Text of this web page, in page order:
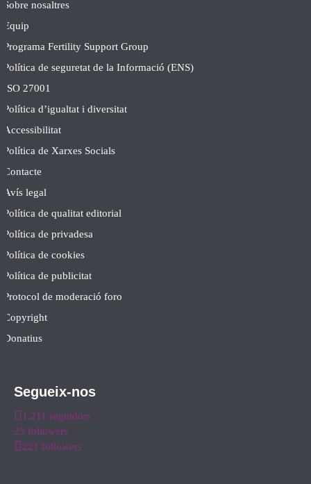
Sobre nosaltres
Equip
Programa Fertility Support Group
Política de seguretat de la Informació (ENS)
ISO 27001
Política d’igualtat i diversitat
Accessibilitat
Política de Xarxes Socials
Contacte
Avís legal
Política de qualitat editorial
Política de privadesa
Política de cookies
Política de publicitat
Protocol de moderació foro
Copyright
Donatius
Segueix-nos
1.211 seguidors
25 followers
221 followers